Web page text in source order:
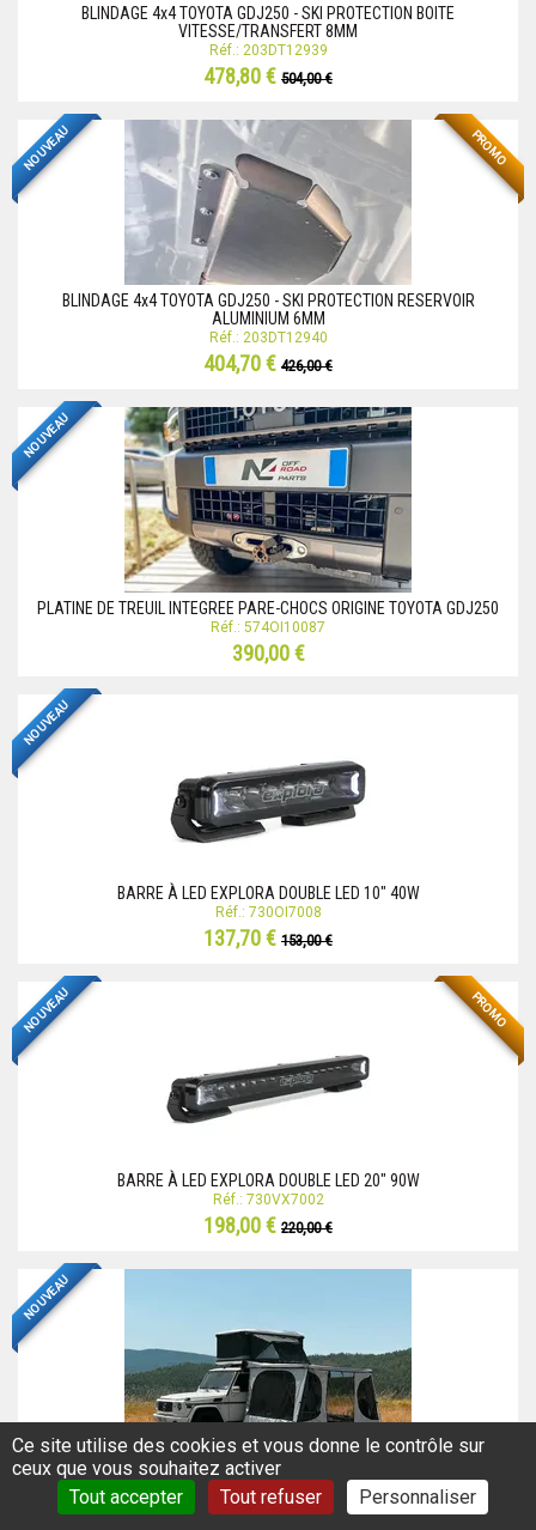
BLINDAGE 4x4 TOYOTA GDJ250 - SKI PROTECTION BOITE
VITESSE/TRANSFERT 8MM
Réf.: 203DT12939
478,80 € 504,00 €
PROMO
NOUVEAU
BLINDAGE 4x4 TOYOTA GDJ250 - SKI PROTECTION RESERVOIR
ALUMINIUM 6MM
Réf.: 203DT12940
404,70 € 426,00 €
NOUVEAU
PLATINE DE TREUIL INTEGREE PARE-CHOCS ORIGINE TOYOTA GDJ250
Réf.: 574OI10087
390,00 €
NOUVEAU
BARRE À LED EXPLORA DOUBLE LED 10" 40W
Réf.: 730OI7008
137,70 € 153,00 €
PROMO
NOUVEAU
BARRE À LED EXPLORA DOUBLE LED 20" 90W
Réf.: 730VX7002
198,00 € 220,00 €
NOUVEAU
STORE AVEC ESPACE DE VIE JAMES BAROUD FAMILY ROOM
Réf.: 843JB7644
1 728,00 €
Ce site utilise des cookies et vous donne le contrôle sur
ceux que vous souhaitez activer
Tout accepter
Tout refuser Personnaliser